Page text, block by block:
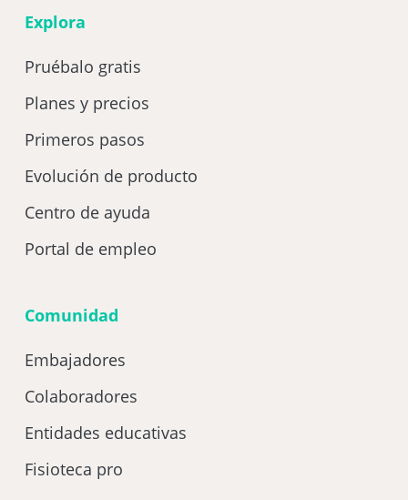
Explora
Pruébalo gratis
Planes y precios
Primeros pasos
Evolución de producto
Centro de ayuda
Portal de empleo
Comunidad
Embajadores
Colaboradores
Entidades educativas
Fisioteca pro